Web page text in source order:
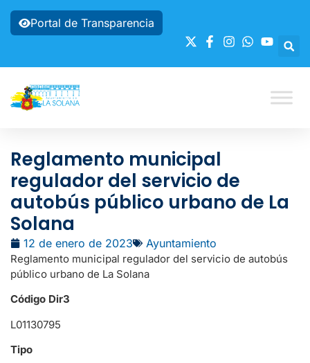
Portal de Transparencia
Reglamento municipal
regulador del servicio de
autobús público urbano de La
Solana
12 de enero de 2023 Ayuntamiento
Reglamento municipal regulador del servicio de autobús
público urbano de La Solana
Código Dir3
L01130795
Tipo